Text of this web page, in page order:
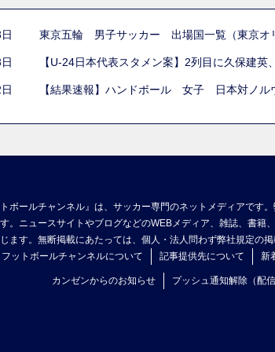
東京五輪 男子サッカー 出場国一覧（東京オ
【U-24日本代表スタメン案】2列目に久保建
【結果速報】ハンドボール 女子 日本対ノル
トボールチャンネル』は、サッカー専門のネットメディアで
。ニュースサイトやブログなどのWEBメディア、雑誌、書
ます。無断掲載にあたっては、個人・法人問わず弊社規定の
フットボールチャンネルについて
記事提供先について 新
カンゼンからのお知らせ プッシュ通知解除（配